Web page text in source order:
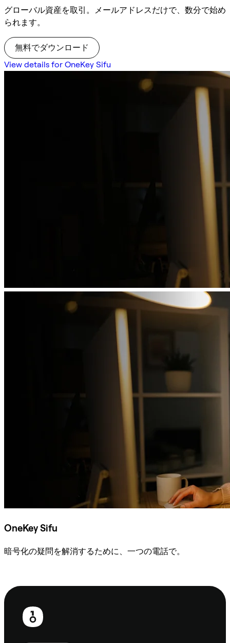
グローバル資産を取引。メールアドレスだけで、数分で始め
られます。
無料でダウンロード
View details for OneKey Sifu
OneKey Sifu
暗号化の疑問を解消するために、一つの電話で。
フ